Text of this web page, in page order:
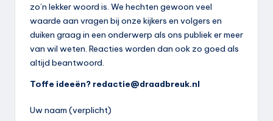
zo’n lekker woord is. We hechten gewoon veel
waarde aan vragen bij onze kijkers en volgers en
duiken graag in een onderwerp als ons publiek er meer
van wil weten. Reacties worden dan ook zo goed als
altijd beantwoord.
Toffe ideeën? redactie@draadbreuk.nl
Uw naam (verplicht)